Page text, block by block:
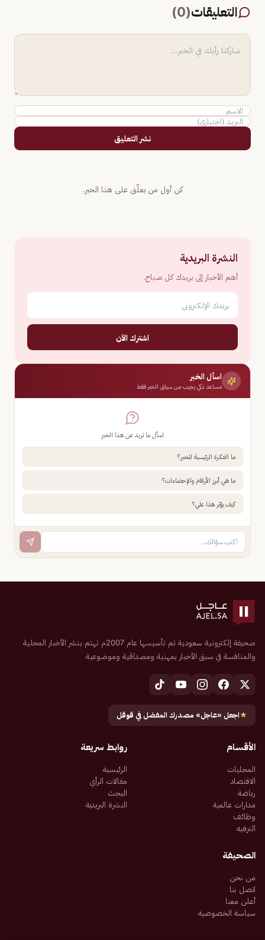
التعليقات(
0
)
نشر التعليق
كن أول من يعلّق على هذا الخبر.
النشرة البريدية
أهم الأخبار إلى بريدك كل صباح.
اشترك الآن
اسأل الخبر
مساعد ذكي يجيب من سياق الخبر فقط
اسأل ما تريد عن هذا الخبر
ما الفكرة الرئيسية للخبر؟
ما هي أبرز الأرقام والإحصاءات؟
كيف يؤثر هذا علي؟
صحيفة إلكترونية سعودية تم تأسيسها عام 2007م تهتم بنشر الأخبار المحلية
والمنافسة في سبق الأخبار بمهنية ومصداقية وموضوعية
★اجعل «عاجل» مصدرك المفضل في قوقل
الأقسام
المحليات
الاقتصاد
رياضة
مدارات عالمية
وظائف
الترفيه
روابط سريعة
الرئيسية
مقالات الرأي
البحث
النشرة البريدية
الصحيفة
من نحن
اتصل بنا
أعلن معنا
سياسة الخصوصية